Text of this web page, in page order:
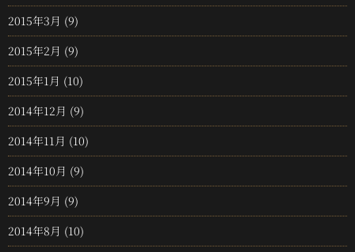
2015年3月 (9)
2015年2月 (9)
2015年1月 (10)
2014年12月 (9)
2014年11月 (10)
2014年10月 (9)
2014年9月 (9)
2014年8月 (10)